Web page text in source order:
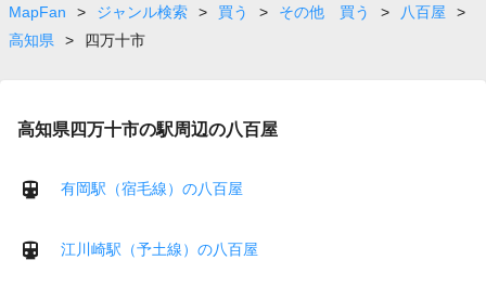
page
MapFan > ジャンル検索 > 買う > その他 買う > 八百屋
>
高知県
> 四万十市
高知県四万十市の駅周辺の八百屋
有岡駅（宿毛線）の八百屋
江川崎駅（予土線）の八百屋